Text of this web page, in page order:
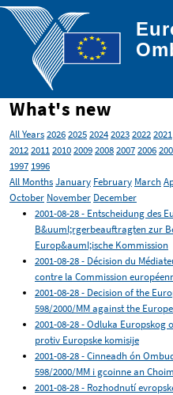
What's new
All Years202620252024202320222021
2012201120102009200820072006
1997 1996
All MonthsJanuary February March
October November December
2001-08-28 - Entscheidung des
B&uuml;rgerbeauftragten zur
Europ&auml;ische Kommission
2001-08-28 - Décision du
contre la Commission
2001-08-28 - Decision of the
598/2000/MM against the
2001-08-28 - Odluka
protiv Europske komisije
2001-08-28 - Cinneadh ón
598/2000/MM i gcoinne an
2001-08-28 - Rozhodnutí